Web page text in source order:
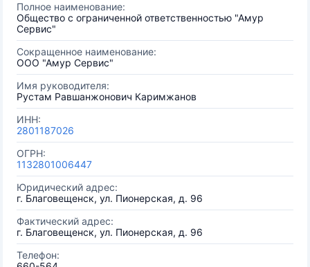
Полное наименование:
Общество с ограниченной ответственностью "Амур
Сервис"
Сокращенное наименование:
ООО "Амур Сервис"
Имя руководителя:
Рустам Равшанжонович Каримжанов
ИНН:
2801187026
ОГРН:
1132801006447
Юридический адрес:
г. Благовещенск, ул. Пионерская, д. 96
Фактический адрес:
г. Благовещенск, ул. Пионерская, д. 96
Телефон: